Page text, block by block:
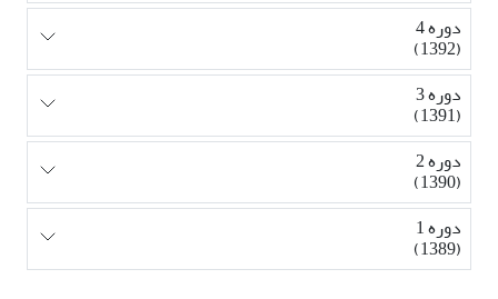
دوره 4
(1392)
دوره 3
(1391)
دوره 2
(1390)
دوره 1
(1389)